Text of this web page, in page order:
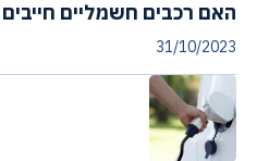
האם רכבים חשמליים
31/10/2023